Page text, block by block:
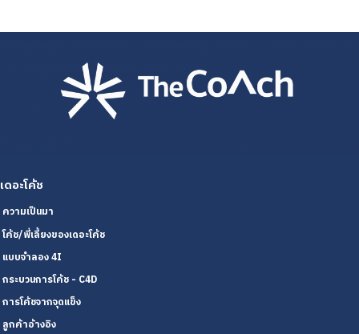
เดอะโค้ช
ความเป็นมา
โค้ช/พี่เลี้ยงของเดอะโค้ช
แบบจำลอง 4I
กระบวนการโค้ช - C4D
การโค้ชจากจุดแข็ง
ลูกค้าอ้างอิง